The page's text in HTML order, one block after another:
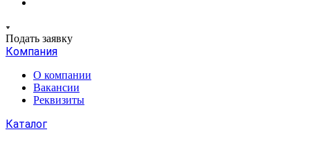
Подать заявку
Компания
О компании
Вакансии
Реквизиты
Каталог